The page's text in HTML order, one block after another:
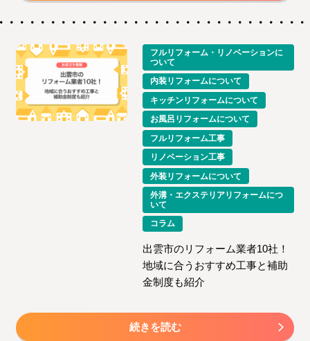
フルリフォーム・リノベーションに
ついて
内装リフォームについて
キッチンリフォームについて
お風呂リフォームについて
フルリフォーム工事
リノベーション工事
外装リフォームについて
外溝・エクステリアリフォームにつ
いて
コラム
出雲市のリフォーム業者10社！
地域に合うおすすめ工事と補助
金制度も紹介
続きを読む